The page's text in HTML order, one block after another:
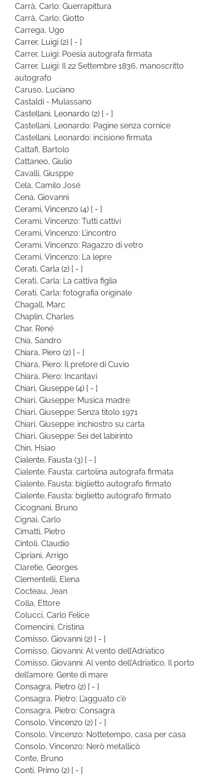
Carrà, Carlo: Guerrapittura
Carrà, Carlo: Giotto
Carrega, Ugo
Carrer, Luigi (2) [ - ]
Carrer, Luigi: Poesia autografa firmata
Carrer, Luigi: Il 22 Settembre 1836, manoscritto
autografo
Caruso, Luciano
Castaldi - Mulassano
Castellani, Leonardo (2) [ - ]
Castellani, Leonardo: Pagine senza cornice
Castellani, Leonardo: incisione firmata
Cattafi, Bartolo
Cattaneo, Giulio
Cavalli, Giusppe
Cela, Camilo José
Cena, Giovanni
Cerami, Vincenzo (4) [ - ]
Cerami, Vincenzo: Tutti cattivi
Cerami, Vincenzo: L’incontro
Cerami, Vincenzo: Ragazzo di vetro
Cerami, Vincenzo: La lepre
Cerati, Carla (2) [ - ]
Cerati, Carla: La cattiva figlia
Cerati, Carla: fotografia originale
Chagall, Marc
Chaplin, Charles
Char, René
Chia, Sandro
Chiara, Piero (2) [ - ]
Chiara, Piero: Il pretore di Cuvio
Chiara, Piero: Incantavi
Chiari, Giuseppe (4) [ - ]
Chiari, Giuseppe: Musica madre
Chiari, Giuseppe: Senza titolo 1971
Chiari, Giuseppe: inchiostro su carta
Chiari, Giuseppe: Sei del labirinto
Chin, Hsiao
Cialente, Fausta (3) [ - ]
Cialente, Fausta: cartolina autografa firmata
Cialente, Fausta: biglietto autografo firmato
Cialente, Fausta: biglietto autografo firmato
Cicognani, Bruno
Cignai, Carlo
Cimatti, Pietro
Cintoli, Claudio
Cipriani, Arrigo
Claretie, Georges
Clementelli, Elena
Cocteau, Jean
Colla, Ettore
Colucci, Carlo Felice
Comencini, Cristina
Comisso, Giovanni (2) [ - ]
Comisso, Giovanni: Al vento dell’Adriatico
Comisso, Giovanni: Al vento dell’Adriatico. Il porto
dell’amore. Gente di mare
Consagra, Pietro (2) [ - ]
Consagra, Pietro: L’agguato c’è
Consagra, Pietro: Consagra
Consolo, Vincenzo (2) [ - ]
Consolo, Vincenzo: Nottetempo, casa per casa
Consolo, Vincenzo: Nerò metallicò
Conte, Bruno
Conti, Primo (2) [ - ]